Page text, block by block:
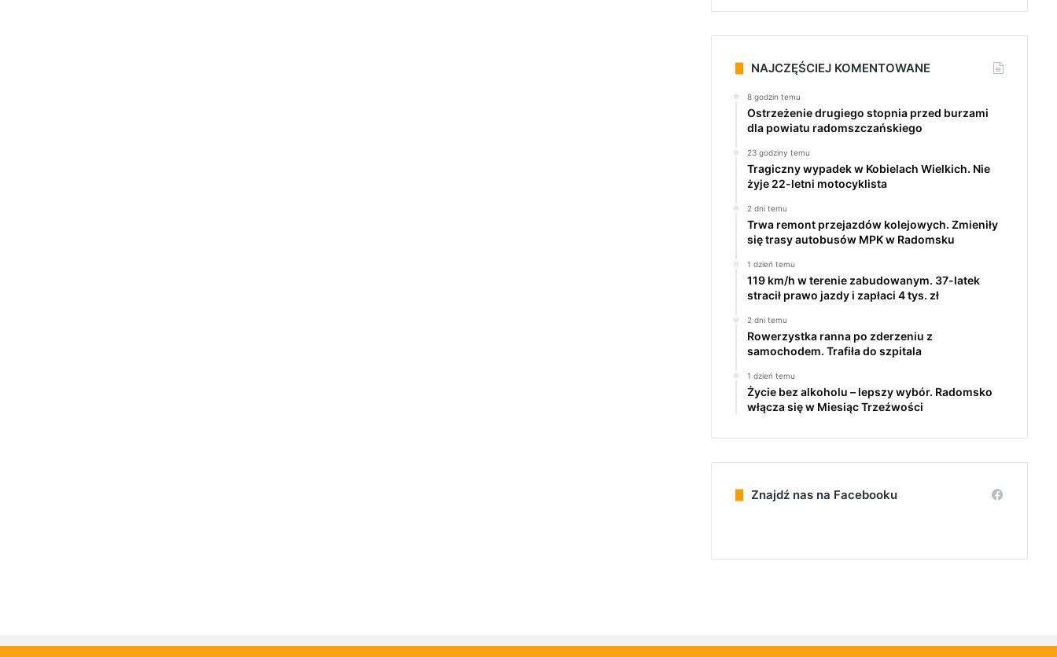
NAJCZĘŚCIEJ KOMENTOWANE
8 godzin temu
Ostrzeżenie drugiego stopnia przed burzami
dla powiatu radomszczańskiego
23 godziny temu
Tragiczny wypadek w Kobielach Wielkich. Nie
żyje 22-letni motocyklista
2 dni temu
Trwa remont przejazdów kolejowych. Zmieniły
się trasy autobusów MPK w Radomsku
1 dzień temu
119 km/h w terenie zabudowanym. 37-latek
stracił prawo jazdy i zapłaci 4 tys. zł
2 dni temu
Rowerzystka ranna po zderzeniu z
samochodem. Trafiła do szpitala
1 dzień temu
Życie bez alkoholu – lepszy wybór. Radomsko
włącza się w Miesiąc Trzeźwości
Znajdź nas na Facebooku